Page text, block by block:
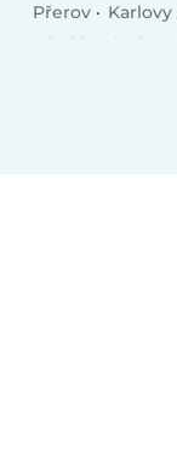
Přerov
Karlovy
Mladá Boleslav